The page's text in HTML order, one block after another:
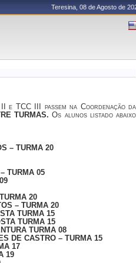
Teresina, 08 de Agosto de
e TCC III passem na Coordenação da
TURMAS. Os alunos listado abaixo
– TURMA 20
TURMA 05
20
– TURMA 20
TURMA 15
TURMA 15
TURMA 08
DE CASTRO – TURMA 15
17
19